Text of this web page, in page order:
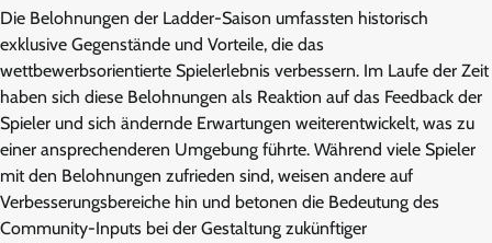
Die Belohnungen der Ladder-Saison umfassten historisch
exklusive Gegenstände und Vorteile, die das
wettbewerbsorientierte Spielerlebnis verbessern. Im Laufe der Zeit
haben sich diese Belohnungen als Reaktion auf das Feedback der
Spieler und sich ändernde Erwartungen weiterentwickelt, was zu
einer ansprechenderen Umgebung führte. Während viele Spieler
mit den Belohnungen zufrieden sind, weisen andere auf
Verbesserungsbereiche hin und betonen die Bedeutung des
Community-Inputs bei der Gestaltung zukünftiger